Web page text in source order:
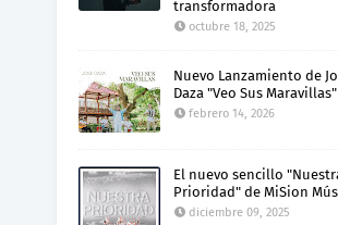
transformadora
octubre 18, 2025
Nuevo Lanzamiento de
Daza "Veo Sus Maravillas"
febrero 14, 2026
El nuevo sencillo
Prioridad" de MiSion
diciembre 09, 2025